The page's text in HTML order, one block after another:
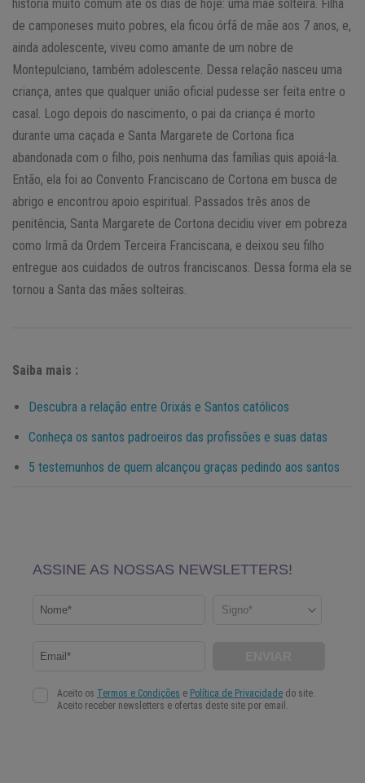
história muito comum até os dias de hoje: uma mãe solteira. Filha
de camponeses muito pobres, ela ficou órfã de mãe aos 7 anos, e,
ainda adolescente, viveu como amante de um nobre de
Montepulciano, também adolescente. Dessa relação nasceu uma
criança, antes que qualquer união oficial pudesse ser feita entre o
casal. Logo depois do nascimento, o pai da criança é morto
durante uma caçada e Santa Margarete de Cortona fica
abandonada com o filho, pois nenhuma das famílias quis apoiá-la.
Então, ela foi ao Convento Franciscano de Cortona em busca de
abrigo e encontrou apoio espiritual. Passados três anos de
penitência, Santa Margarete de Cortona decidiu viver em pobreza
como Irmã da Ordem Terceira Franciscana, e deixou seu filho
entregue aos cuidados de outros franciscanos. Dessa forma ela se
tornou a Santa das mães solteiras.
Saiba mais :
Descubra a relação entre Orixás e Santos católicos
Conheça os santos padroeiros das profissões e suas datas
5 testemunhos de quem alcançou graças pedindo aos santos